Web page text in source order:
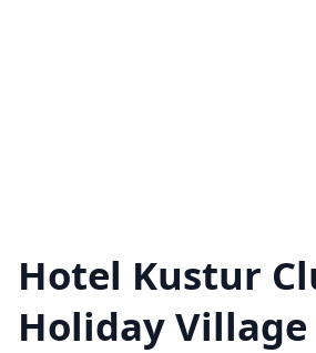
Hotel Kustur
Holiday Village